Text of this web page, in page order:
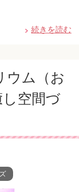
続きを読む
ウム（お
空間づ